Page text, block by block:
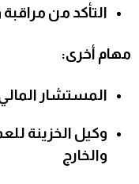
التأكد من
مهام أخرى:
المستشار
وكيل الخزينة
والخارج